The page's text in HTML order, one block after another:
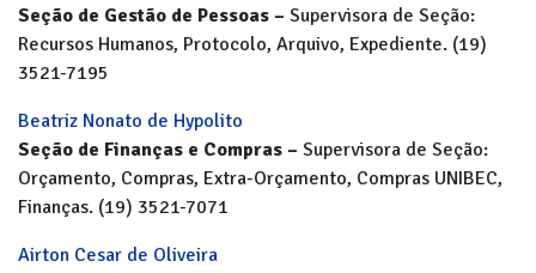
Seção de Gestão de Pessoas – Supervisora de Seção:
Recursos Humanos, Protocolo, Arquivo, Expediente. (19)
3521-7195
Beatriz Nonato de Hypolito
Seção de Finanças e Compras – Supervisora de Seção:
Orçamento, Compras, Extra-Orçamento, Compras UNIBEC,
Finanças. (19) 3521-7071
Airton Cesar de Oliveira